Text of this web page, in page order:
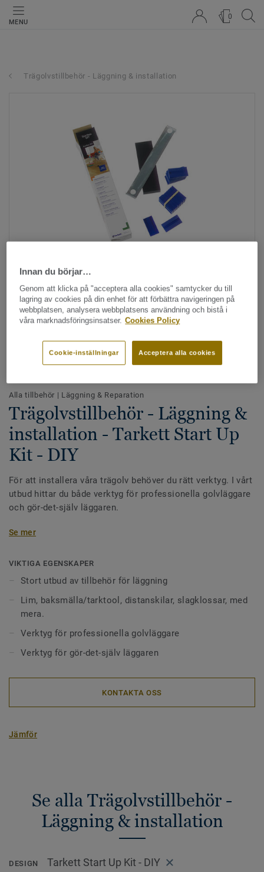
MENU
0
Trägolvstillbehör - Läggning & installation
Hela kollektionen - LRV och NCS (14)
Alla tillbehör | Läggning & Reparation
Trägolvstillbehör - Läggning &
installation - Tarkett Start Up
Kit - DIY
För att installera våra trägolv behöver du rätt verktyg. I vårt
utbud hittar du både verktyg för professionella golvläggare
och gör-det-själv läggaren.
Distanskilar: behövs vid flytande läggning av trägolv för
läggningen av sista raden.
Slagklossar: används för att sammanfoga golvbrädorna.
Säkerhetsdatablad finns tillgängligthär.
Se mer
VIKTIGA EGENSKAPER
Stort utbud av tillbehör för läggning
Lim, baksmälla/tarktool, distanskilar, slagklossar, med
mera.
Verktyg för professionella golvläggare
Verktyg för gör-det-själv läggaren
KONTAKTA OSS
Jämför
Se alla Trägolvstillbehör -
Läggning & installation
DESIGN Tarkett Start Up Kit - DIY
Innan du börjar…
Genom att klicka på "acceptera alla cookies" samtycker du till
lagring av cookies på din enhet för att förbättra navigeringen på
webbplatsen, analysera webbplatsens användning och bistå i
våra marknadsföringsinsatser. Cookies Policy
Acceptera alla cookies
Cookie-inställningar